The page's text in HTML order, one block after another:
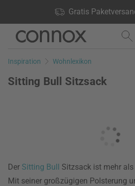
Gratis
lagernd, 60 Tage Rückgaberecht
Direkt
Seiteninhalt
Direkt
Suchfeld
Inspiration Wohnlexikon
Sitting Bull Sitzsack
Der Sitting Bull Sitzsack ist mehr
Mit seiner großzügigen Polsterung